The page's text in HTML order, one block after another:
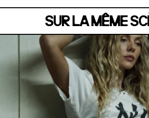
SUR LA MÊME